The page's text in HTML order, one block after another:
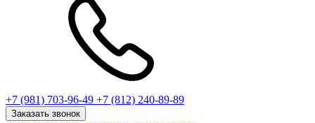
+7 (981) 703-96-49 +7 (812) 240-89-89
Заказать звонок